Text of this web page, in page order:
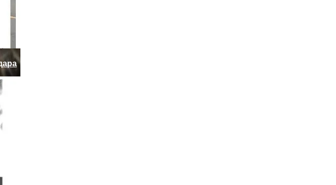
Зайцев И Другие – От Чего Скончались